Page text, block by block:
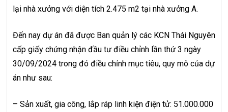
lại nhà xưởng với diện tích 2.475 m2 tại nhà xưởng A.
Đến nay dự án đã được Ban quản lý các KCN Thái Nguyên
cấp giấy chứng nhận đầu tư điều chỉnh lần thứ 3 ngày
30/09/2024 trong đó điều chỉnh mục tiêu, quy mô của dự
án như sau:
– Sản xuất, gia công, lắp ráp linh kiện điện tử: 51.000.000